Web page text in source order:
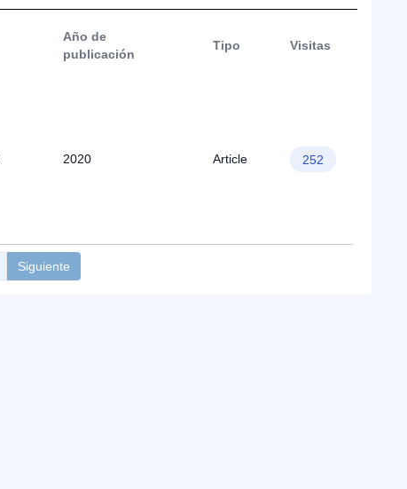
Año de
publicación
Tipo Visitas
2020 Article 252
Siguiente